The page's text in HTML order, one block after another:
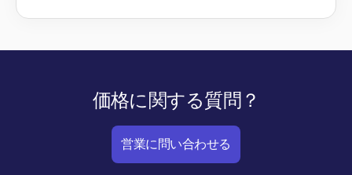
価格に関する質問？
営業に問い合わせる